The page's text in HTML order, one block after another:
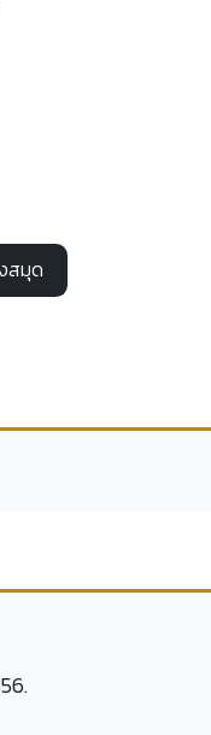
สมุด